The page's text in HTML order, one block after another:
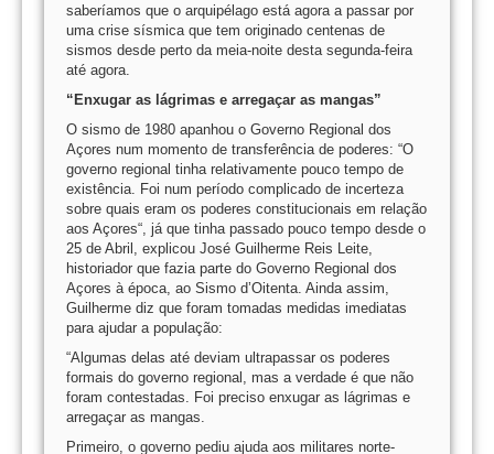
saberíamos que o arquipélago está agora a passar por
uma crise sísmica que tem originado centenas de
sismos desde perto da meia-noite desta segunda-feira
até agora.
“Enxugar as lágrimas e arregaçar as mangas”
O sismo de 1980 apanhou o Governo Regional dos
Açores num momento de transferência de poderes: “O
governo regional tinha relativamente pouco tempo de
existência. Foi num período complicado de incerteza
sobre quais eram os poderes constitucionais em relação
aos Açores“, já que tinha passado pouco tempo desde o
25 de Abril, explicou José Guilherme Reis Leite,
historiador que fazia parte do Governo Regional dos
Açores à época, ao Sismo d’Oitenta. Ainda assim,
Guilherme diz que foram tomadas medidas imediatas
para ajudar a população:
“Algumas delas até deviam ultrapassar os poderes
formais do governo regional, mas a verdade é que não
foram contestadas. Foi preciso enxugar as lágrimas e
arregaçar as mangas.
Primeiro, o governo pediu ajuda aos militares norte-